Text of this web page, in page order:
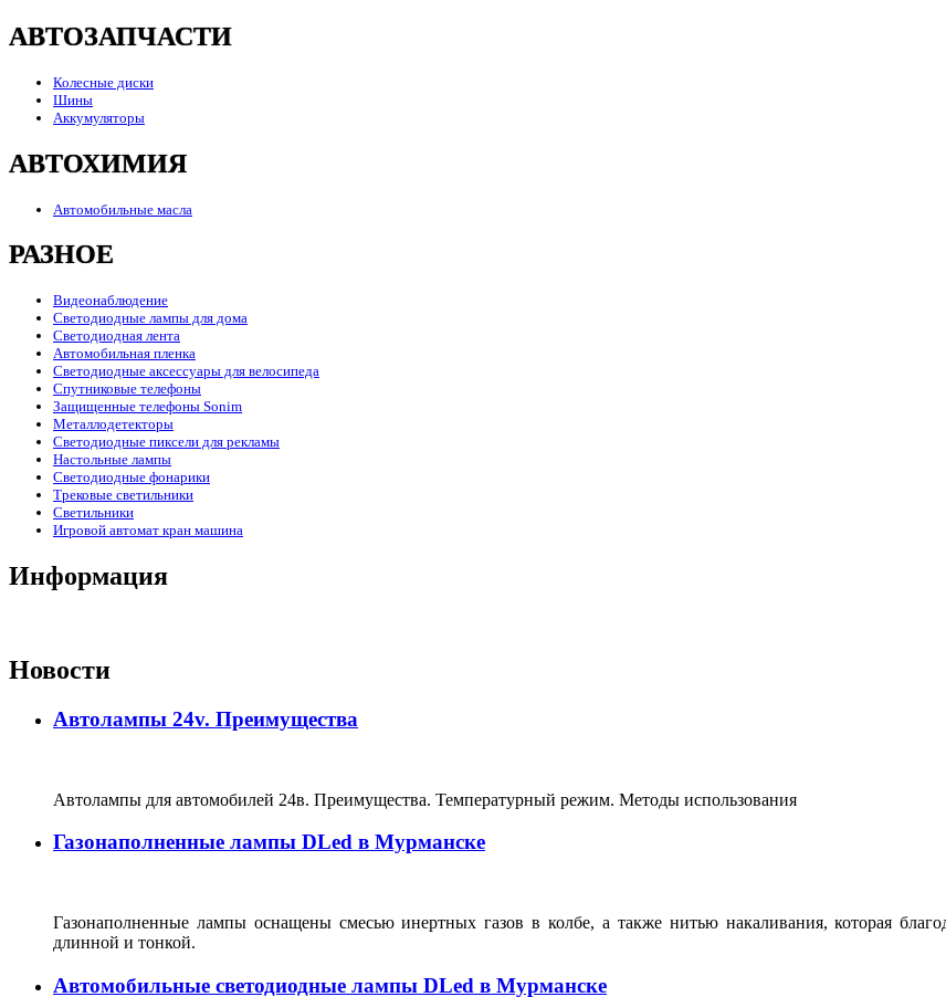
АВТОЗАПЧАСТИ
Колесные диски
Шины
Аккумуляторы
АВТОХИМИЯ
Автомобильные масла
РАЗНОЕ
Видеонаблюдение
Светодиодные лампы для дома
Светодиодная лента
Автомобильная пленка
Светодиодные аксессуары для велосипеда
Спутниковые телефоны
Защищенные телефоны Sonim
Металлодетекторы
Светодиодные пиксели для рекламы
Настольные лампы
Светодиодные фонарики
Трековые светильники
Светильники
Игровой автомат кран машина
Информация
Новости
Автолампы 24v. Преимущества
Автолампы для автомобилей 24в. Преимущества. Температурный режим. Методы использования
Газонаполненные лампы DLed в Мурманске
Газонаполненные лампы оснащены смесью инертных газов в колбе, а также нитью накаливания, которая
длинной и тонкой.
Автомобильные светодиодные лампы DLed в Мурманске